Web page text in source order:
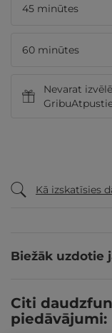
45 minūtes
60 minūtes
Nevarat
Kā izskatīsies
Biežāk uzdotie
Citi
piedāvājumi: